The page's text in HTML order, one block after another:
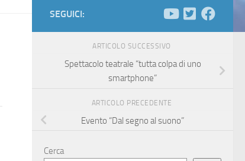
SEGUICI:
ARTICOLO SUCCESSIVO
Spettacolo teatrale “tutta colpa di uno
smartphone”
ARTICOLO PRECEDENTE
Evento “Dal segno al suono”
Cerca